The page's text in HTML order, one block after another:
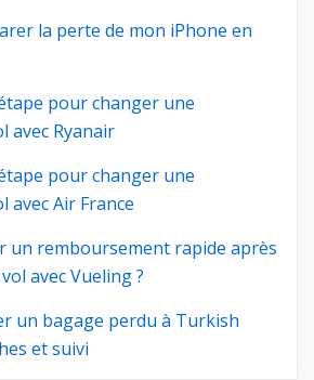
la perte de mon iPhone en
pour changer une
avec Ryanair
pour changer une
avec Air France
un remboursement rapide après
avec Vueling ?
un bagage perdu à Turkish
et suivi